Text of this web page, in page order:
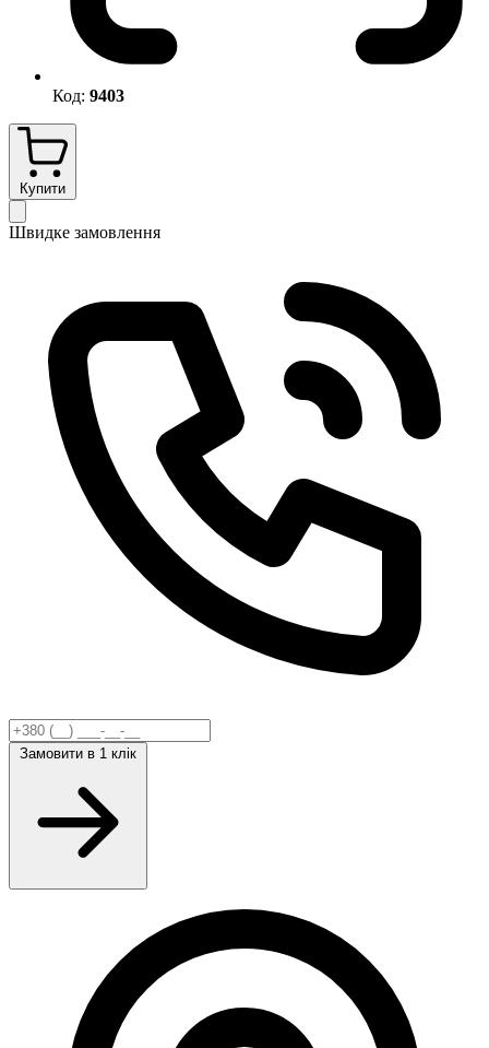
Код: 9403
Купити
Швидке замовлення
Замовити в 1 клік